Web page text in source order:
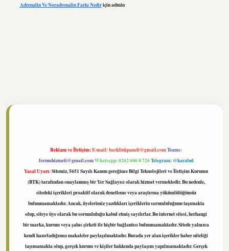
Adrenalin Ve Noradrenalin Farkı Nediriçinadmin
Reklam ve İletişim:E-mail:backlinkpaneli@gmail.comTeams:
forumhizmeti@gmail.comWhatsapp: 0262 606 0 726Telegram: @karabul
Yasal Uyarı:Sitemiz, 5651 Sayılı Kanun gereğince Bilgi Teknolojileri ve İletişim Kurumu
(BTK) tarafından onaylanmış bir Yer Sağlayıcı olarak hizmet vermektedir. Bu nedenle,
sitedeki içerikleri proaktif olarak denetleme veya araştırma yükümlülüğümüz
bulunmamaktadır. Ancak, üyelerimiz yazdıkları içeriklerin sorumluluğunu taşımakta
olup, siteye üye olarak bu sorumluluğu kabul etmiş sayılırlar. Bu internet sitesi, herhangi
bir marka, kurum veya şahıs şirketi ile hiçbir bağlantısı bulunmamaktadır. Sitede yalnızca
kendi hazırladığımız makaleler paylaşılmaktadır. Burada yer alan içerikler haber niteliği
taşımamakta olup, gerçek kurum ve kişiler hakkında paylaşım yapılmamaktadır. Gerçek